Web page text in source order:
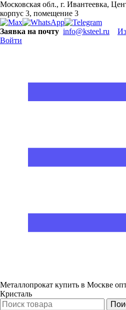
Московская обл., г. Ивантеевка,
корпус 3, помещение 3
Заявка на почту info@ksteel.ru
Войти
Металлопрокат купить в Москве
Кристаль